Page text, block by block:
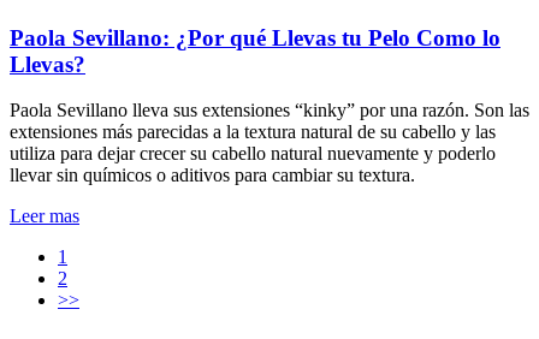
Paola Sevillano: ¿Por qué Llevas tu Pelo Como lo
Llevas?
Paola Sevillano lleva sus extensiones “kinky” por una razón. Son las
extensiones más parecidas a la textura natural de su cabello y las
utiliza para dejar crecer su cabello natural nuevamente y poderlo
llevar sin químicos o aditivos para cambiar su textura.
Leer mas
1
2
>>